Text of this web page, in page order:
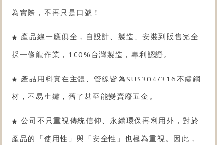
為實際，不再只是口號！
產品線一應俱全，自設計、製造、安裝到販售完全
採一條龍作業，100%台灣製造，專利認證。
產品用料實在主體、管線皆為SUS304/316不鏽鋼
材，不易生鏽，舊了甚至能變賣廢五金。
公司不只重視傳統信仰、永續環保再利用外，對於
產品的「使用性」與「安全性」也極為重視。因此，